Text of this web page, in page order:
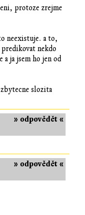
protoze zrejme
neexistuje. a to,
nekdo
ja jsem ho jen od
slozita
» odpovědět «
» odpovědět «